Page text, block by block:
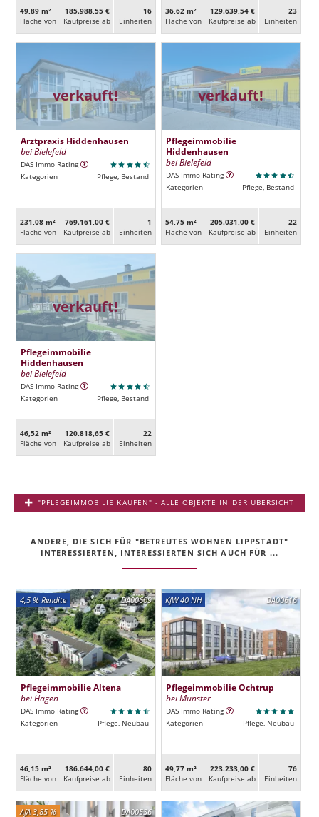
49,89 m²
Fläche von
185.988,55 €
Kaufpreise ab
16
Ein­heiten
36,62 m²
Fläche von
129.639,54 €
Kaufpreise ab
23
Ein­heiten
verkauft!
Arztpraxis Hiddenhausen
bei Bielefeld
DAS Immo Rating
Kategorien
Pflege, Bestand
231,08 m²
Fläche von
769.161,00 €
Kaufpreise ab
1
Ein­heiten
verkauft!
Pflegeimmobilie
Hiddenhausen
bei Bielefeld
DAS Immo Rating
Kategorien
Pflege, Bestand
54,75 m²
Fläche von
205.031,00 €
Kaufpreise ab
22
Ein­heiten
verkauft!
Pflegeimmobilie
Hiddenhausen
bei Bielefeld
DAS Immo Rating
Kategorien
Pflege, Bestand
46,52 m²
Fläche von
120.818,65 €
Kaufpreise ab
22
Ein­heiten
"PFLEGEIMMOBILIE KAUFEN" - ALLE OBJEKTE IN DER ÜBERSICHT
ANDERE, DIE SICH FÜR "BETREUTES WOHNEN LIPPSTADT"
INTERESSIERTEN, INTERESSIERTEN SICH AUCH FÜR ...
DA00609
4,5 % Rendite
Pflegeimmobilie Altena
bei Hagen
DAS Immo Rating
Kategorien
Pflege, Neubau
46,15 m²
Fläche von
186.644,00 €
Kaufpreise ab
80
Ein­heiten
DA00616
KfW 40 NH
Pflegeimmobilie Ochtrup
bei Münster
DAS Immo Rating
Kategorien
Pflege, Neubau
49,77 m²
Fläche von
223.233,00 €
Kaufpreise ab
76
Ein­heiten
DA00536
AfA 3,85 %